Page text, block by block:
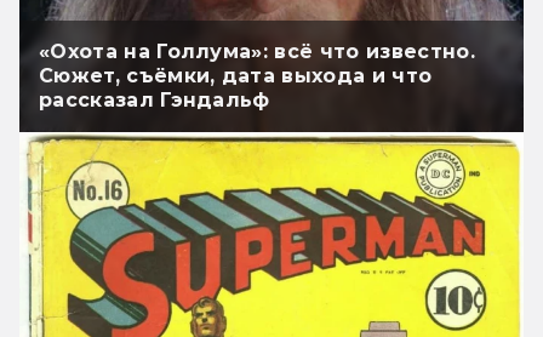
«Охота на Голлума»: всё что известно.
Сюжет, съёмки, дата выхода и что
рассказал Гэндальф